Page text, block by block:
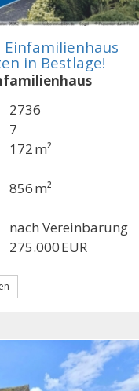
in Bestlage!
2736
7
172 m²
856 m²
nach Vereinbarung
275.000 EUR